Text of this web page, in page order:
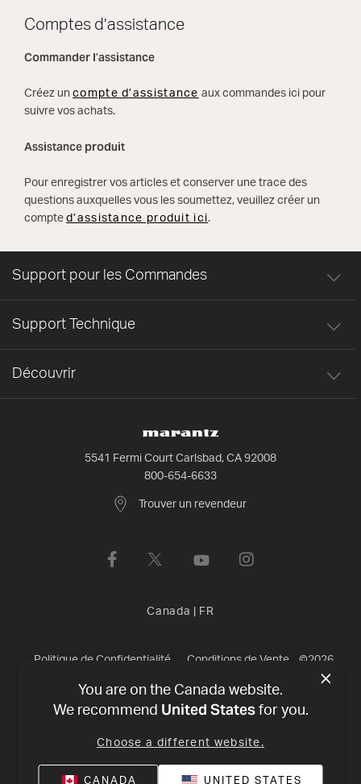
Comptes d’assistance
Commander l’assistance
Créez un compte d’assistance aux commandes ici pour
suivre vos achats.
Assistance produit
Pour enregistrer vos articles et conserver une trace des
questions auxquelles vous les soumettez, veuillez créer un
compte d’assistance produit ici.
5541 Fermi Court Carlsbad, CA 92008
800-654-6633
Trouver un revendeur
Support pour les Commandes
Support Technique
Découvrir
Canada FR
Politique de Confidentialité Conditions de Vente ©2026
Harman International Industries, Incorporated. All rights
reserved.
You are on the Canada website.
We recommend United Statesfor you.
Choose a different website.
CANADA UNITED STATES